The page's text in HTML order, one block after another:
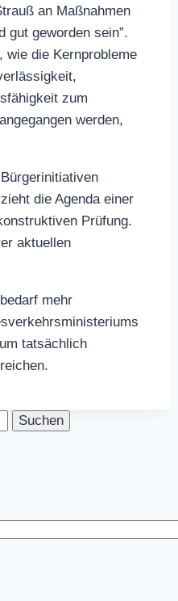
an Maßnahmen
gut geworden sein”.
wie die Kernprobleme
zum
werden,
die Agenda einer
Prüfung.
aktuellen
mehr
tatsächlich